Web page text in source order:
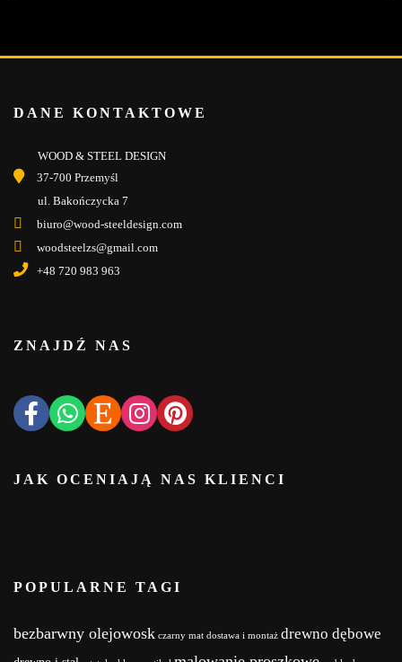
DANE KONTAKTOWE
WOOD & STEEL DESIGN
37-700 Przemyśl
ul. Bakończycka 7
biuro@wood-steeldesign.com
woodsteelzs@gmail.com
+48 720 983 963
ZNAJDŹ NAS
JAK OCENIAJĄ NAS KLIENCI
POPULARNE TAGI
bezbarwny olejowosk czarny mat dostawa i montaż drewno dębowe